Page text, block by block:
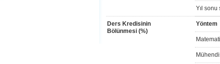
Yıl sonu
Ders Kredisinin
Bölünmesi (%)
Yöntem